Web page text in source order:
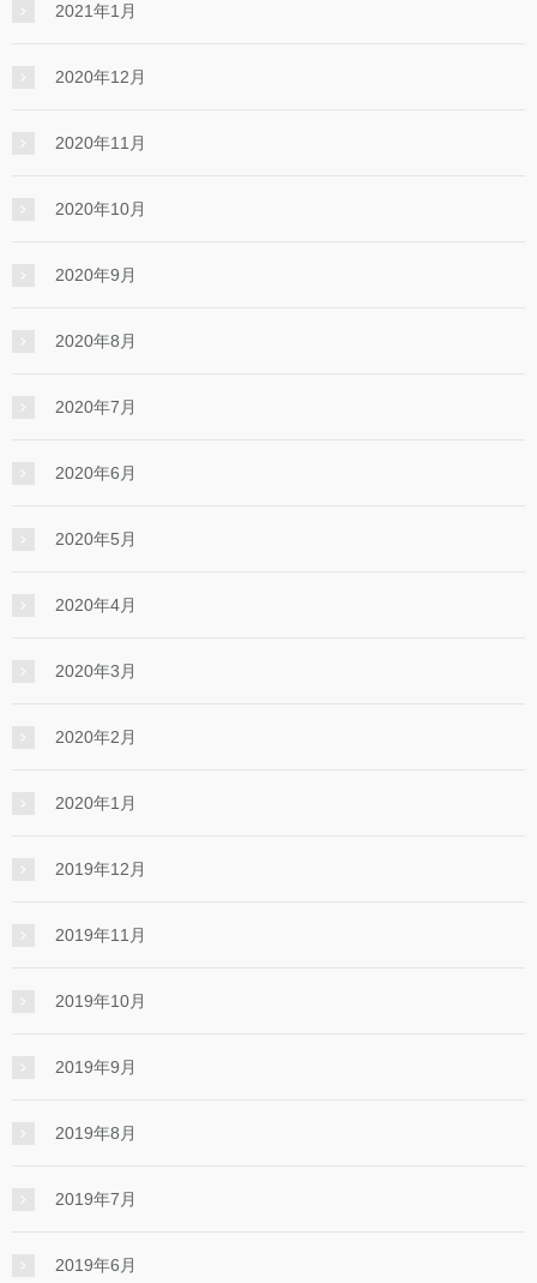
2021年1月
2020年12月
2020年11月
2020年10月
2020年9月
2020年8月
2020年7月
2020年6月
2020年5月
2020年4月
2020年3月
2020年2月
2020年1月
2019年12月
2019年11月
2019年10月
2019年9月
2019年8月
2019年7月
2019年6月